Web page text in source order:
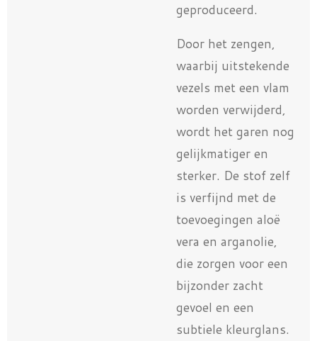
geproduceerd.
Door het zengen,
waarbij uitstekende
vezels met een vlam
worden verwijderd,
wordt het garen nog
gelijkmatiger en
sterker. De stof zelf
is verfijnd met de
toevoegingen aloë
vera en arganolie,
die zorgen voor een
bijzonder zacht
gevoel en een
subtiele kleurglans.